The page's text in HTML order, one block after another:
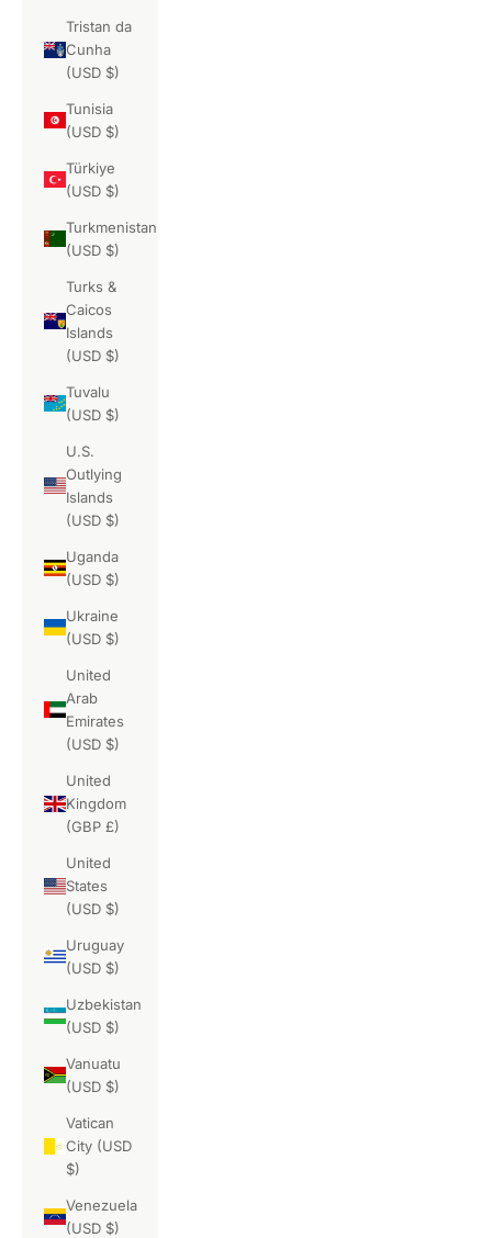
Tristan da
Cunha
(USD $)
Tunisia
(USD $)
Türkiye
(USD $)
Turkmenistan
(USD $)
Turks &
Caicos
Islands
(USD $)
Tuvalu
(USD $)
U.S.
Outlying
Islands
(USD $)
Uganda
(USD $)
Ukraine
(USD $)
United
Arab
Emirates
(USD $)
United
Kingdom
(GBP £)
United
States
(USD $)
Uruguay
(USD $)
Uzbekistan
(USD $)
Vanuatu
(USD $)
Vatican
City (USD
$)
Venezuela
(USD $)